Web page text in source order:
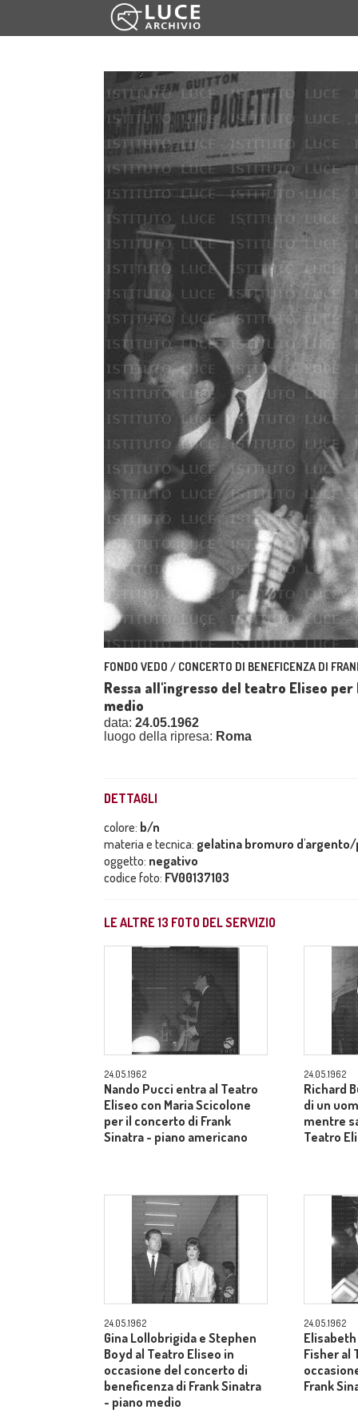
FONDO VEDO / CONCERTO DI BENEFICENZA DI
Ressa all'ingresso del teatro Eliseo
medio
data: 24.05.1962
luogo della ripresa: Roma
DETTAGLI
colore: b/n
materia e tecnica: gelatina bromuro
oggetto: negativo
codice foto: FV00137103
LE ALTRE13 FOTO DEL SERVIZIO
24.05.1962
Nando Pucci entra al Teatro
Eliseo con Maria Scicolone
per il concerto di Frank
Sinatra - piano americano
24.05.1962
Richard
di un
mentre
Teatro
24.05.1962
Gina Lollobrigida e Stephen
Boyd al Teatro Eliseo in
occasione del concerto di
beneficenza di Frank Sinatra
- piano medio
24.05.1962
Fisher al
Frank